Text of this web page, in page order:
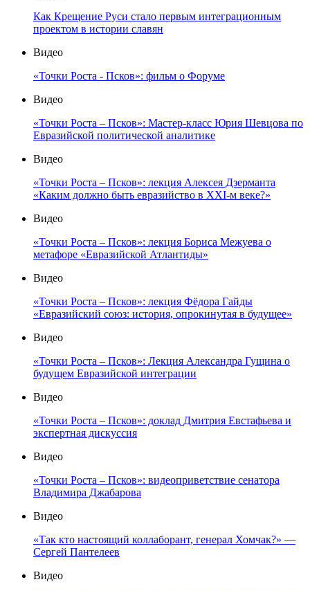
Как Крещение Руси стало первым интеграционным
проектом в истории славян
Видео
«Точки Роста - Псков»: фильм о Форуме
Видео
«Точки Роста – Псков»: Мастер-класс Юрия Шевцова по
Евразийской политической аналитике
Видео
«Точки Роста – Псков»: лекция Алексея Дзерманта
«Каким должно быть евразийство в XXI-м веке?»
Видео
«Точки Роста – Псков»: лекция Бориса Межуева о
метафоре «Евразийской Атлантиды»
Видео
«Точки Роста – Псков»: лекция Фёдора Гайды
«Евразийский союз: история, опрокинутая в будущее»
Видео
«Точки Роста – Псков»: Лекция Александра Гущина о
будущем Евразийской интеграции
Видео
«Точки Роста – Псков»: доклад Дмитрия Евстафьева и
экспертная дискуссия
Видео
«Точки Роста – Псков»: видеоприветствие сенатора
Владимира Джабарова
Видео
«Так кто настоящий коллаборант, генерал Хомчак?» —
Сергей Пантелеев
Видео